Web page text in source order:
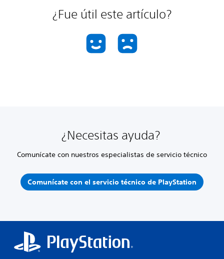
¿Fue útil este artículo?
¿Necesitas ayuda?
Comunícate con nuestros especialistas de servicio técnico
Comunícate con el servicio técnico de PlayStation